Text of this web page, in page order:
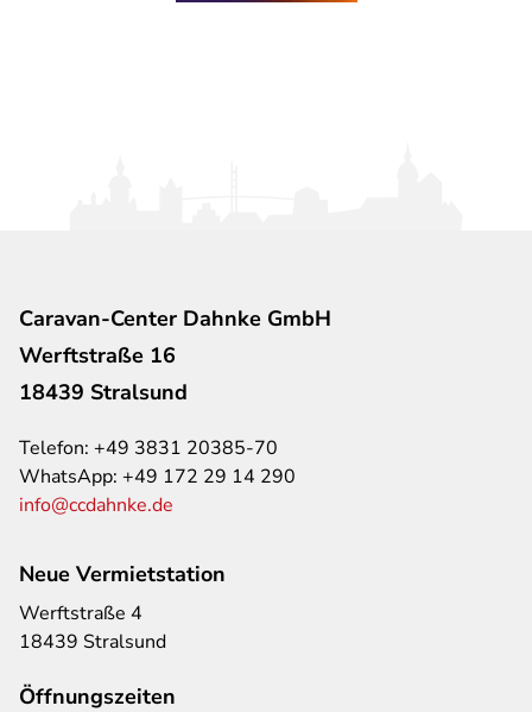
Caravan-Center Dahnke GmbH
Werftstraße 16
18439 Stralsund
Telefon: +49 3831 20385-70
WhatsApp: +49 172 29 14 290
info@ccdahnke.de
Neue Vermietstation
Werftstraße 4
18439 Stralsund
Öffnungszeiten